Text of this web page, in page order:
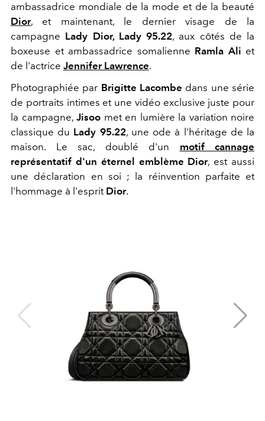
ambassadrice mondiale de la mode et de la beauté
Dior, et maintenant, le dernier visage de la
campagne Lady Dior, Lady 95.22, aux côtés de la
boxeuse et ambassadrice somalienne Ramla Ali et
de l'actrice Jennifer Lawrence.
Photographiée par Brigitte Lacombe dans une série
de portraits intimes et une vidéo exclusive juste pour
la campagne, Jisoo met en lumière la variation noire
classique du Lady 95.22, une ode à l'héritage de la
maison. Le sac, doublé d'un motif cannage
représentatif d'un éternel emblème Dior, est aussi
une déclaration en soi ; la réinvention parfaite et
l'hommage à l'esprit Dior.